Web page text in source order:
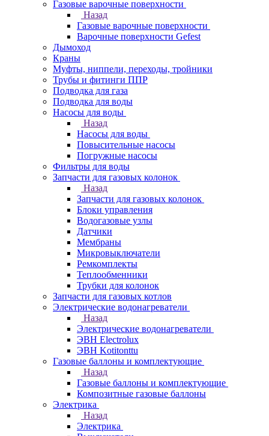
Газовые варочные поверхности
Назад
Газовые варочные поверхности
Варочные поверхности Gefest
Дымоход
Краны
Муфты, ниппели, переходы, тройники
Трубы и фитинги ППР
Подводка для газа
Подводка для воды
Насосы для воды
Назад
Насосы для воды
Повысительные насосы
Погружные насосы
Фильтры для воды
Запчасти для газовых колонок
Назад
Запчасти для газовых колонок
Блоки управления
Водогазовые узлы
Датчики
Мембраны
Микровыключатели
Ремкомплекты
Теплообменники
Трубки для колонок
Запчасти для газовых котлов
Электрические водонагреватели
Назад
Электрические водонагреватели
ЭВН Electrolux
ЭВН Kotitonttu
Газовые баллоны и комплектующие
Назад
Газовые баллоны и комплектующие
Композитные газовые баллоны
Электрика
Назад
Электрика